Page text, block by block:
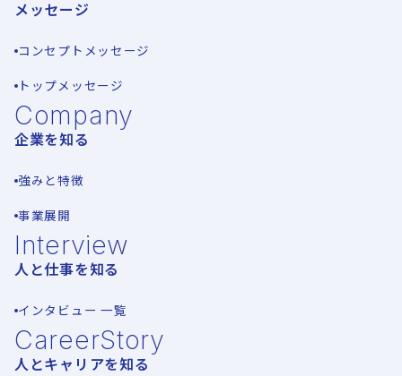
メッセージ
コンセプトメッセージ
トップメッセージ
Company
企業を知る
強みと特徴
事業展開
Interview
人と仕事を知る
インタビュー 一覧
CareerStory
人とキャリアを知る